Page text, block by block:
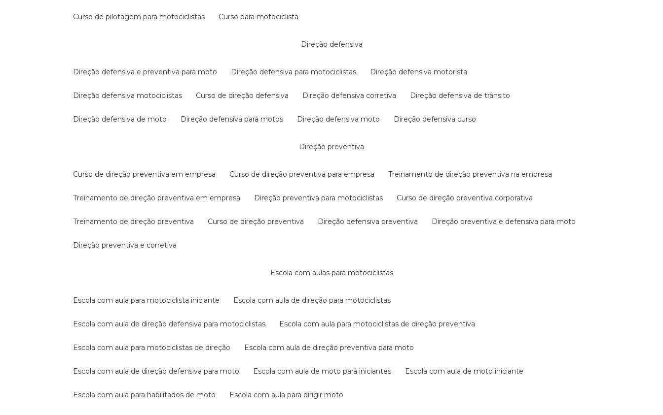
curso de pilotagem para motociclistas curso para motociclista
direção defensiva
direção defensiva e preventiva para moto direção defensiva para motociclistas direção defensiva motorista
direção defensiva motociclistas curso de direção defensiva direção defensiva corretiva direção defensiva de trânsito
direção defensiva de moto direção defensiva para motos direção defensiva moto direção defensiva curso
direção preventiva
curso de direção preventiva em empresa curso de direção preventiva para empresa treinamento de direção preventiva na empresa
treinamento de direção preventiva em empresa direção preventiva para motociclistas curso de direção preventiva corporativa
treinamento de direção preventiva curso de direção preventiva direção defensiva preventiva direção preventiva e defensiva para moto
direção preventiva e corretiva
escola com aulas para motociclistas
escola com aula para motociclista iniciante escola com aula de direção para motociclistas
escola com aula de direção defensiva para motociclistas escola com aula para motociclistas de direção preventiva
escola com aula para motociclistas de direção escola com aula de direção preventiva para moto
escola com aula de direção defensiva para moto escola com aula de moto para iniciantes escola com aula de moto iniciante
escola com aula para habilitados de moto escola com aula para dirigir moto